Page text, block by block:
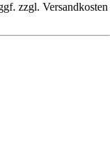
zzgl. Versandkosten